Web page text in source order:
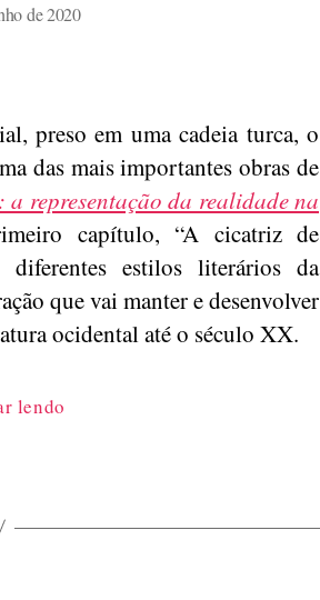
de 2020
preso em uma cadeia turca, o
das mais importantes obras de
a representação da realidade na
capítulo, “A cicatriz de
diferentes estilos literários da
que vai manter e desenvolver
ocidental até o século XX.
lendo
e